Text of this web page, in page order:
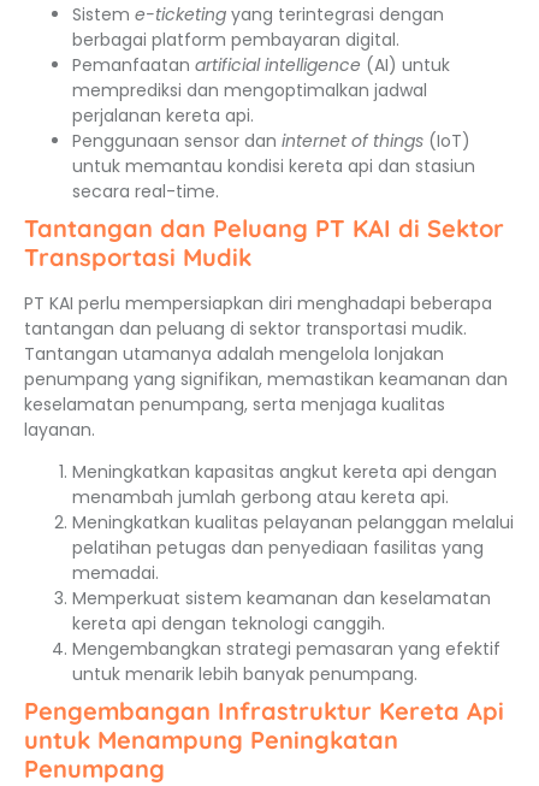
Sistem e-ticketing yang terintegrasi dengan
berbagai platform pembayaran digital.
Pemanfaatan artificial intelligence (AI) untuk
memprediksi dan mengoptimalkan jadwal
perjalanan kereta api.
Penggunaan sensor dan internet of things (IoT)
untuk memantau kondisi kereta api dan stasiun
secara real-time.
Tantangan dan Peluang PT KAI di Sektor
Transportasi Mudik
PT KAI perlu mempersiapkan diri menghadapi beberapa
tantangan dan peluang di sektor transportasi mudik.
Tantangan utamanya adalah mengelola lonjakan
penumpang yang signifikan, memastikan keamanan dan
keselamatan penumpang, serta menjaga kualitas
layanan.
Meningkatkan kapasitas angkut kereta api dengan
menambah jumlah gerbong atau kereta api.
Meningkatkan kualitas pelayanan pelanggan melalui
pelatihan petugas dan penyediaan fasilitas yang
memadai.
Memperkuat sistem keamanan dan keselamatan
kereta api dengan teknologi canggih.
Mengembangkan strategi pemasaran yang efektif
untuk menarik lebih banyak penumpang.
Pengembangan Infrastruktur Kereta Api
untuk Menampung Peningkatan
Penumpang